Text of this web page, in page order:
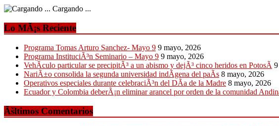
Cargando ...
Lo MÃ¡s Reciente
Programa Tomas Arturo Sanchez- Mayo 9 9 mayo, 2026
Programa InstituciÃ³n Seminario – Mayo 9 9 mayo, 2026
VehÃ­culo particular se precipitÃ³ a un abismo y dejÃ³ cinco heridos en PotosÃ­
NariÃ±o consolida la segunda universidad indÃ­gena del paÃ­s 8 mayo, 2026
Operativos especiales durante celebraciÃ³n del DÃ­a de la Madre 8 mayo, 2026
Ecuador y Colombia deberÃ¡n eliminar arancel por orden de la comunidad
Ãšltimos Comentarios